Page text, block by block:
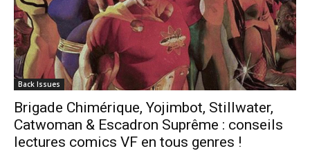
Back Issues
Brigade Chimérique, Yojimbot, Stillwater,
Catwoman & Escadron Suprême : conseils
lectures comics VF en tous genres !